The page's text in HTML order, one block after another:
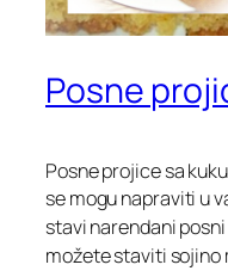
Posne
Posne projice sa
se mogu napraviti u
stavi narendani
možete staviti sojino